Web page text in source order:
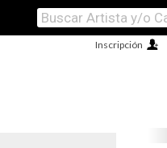
Inscripción